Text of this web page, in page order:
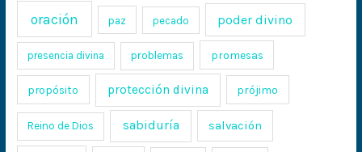
oración paz pecado poder divino
presencia divina problemas promesas
propósito protección divina prójimo
Reino de Dios sabiduría salvación